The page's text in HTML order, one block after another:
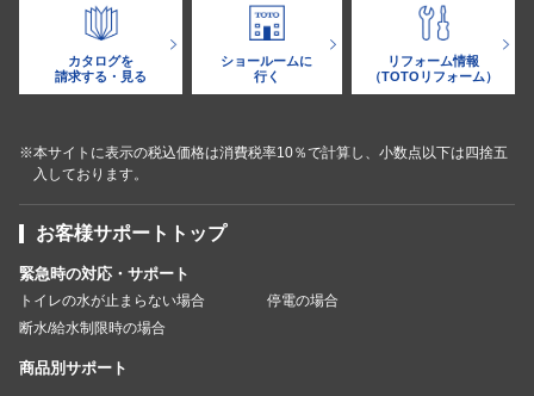
カタログを
請求する・見る
ショールームに
行く
リフォーム情報
（TOTOリフォーム）
※本サイトに表示の税込価格は消費税率10％で計算し、小数点以下は四捨五
入しております。
お客様サポートトップ
緊急時の対応・サポート
トイレの水が止まらない場合
停電の場合
断水/給水制限時の場合
商品別サポート